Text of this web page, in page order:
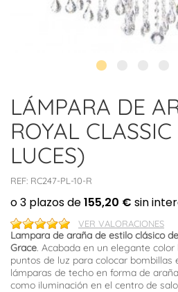
LÁMPARA DE
ROYAL
LUCES)
REF: RC247-PL-10-R
VER VALORACIONES
Lampara de araña de estilo clásico
Grace. Acabada en un elegante
puntos de luz para colocar bombillas
lámparas de techo en forma de
como iluminación en el centro de